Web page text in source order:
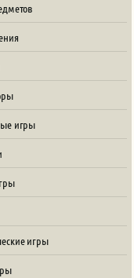
игры
игры